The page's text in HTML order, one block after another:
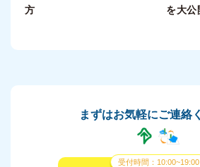
方
を大公
まずはお気軽にご連絡
受付時間：10:00~19:00